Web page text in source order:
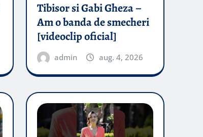
Tibisor si Gabi Gheza –
Am o banda de smecheri
[videoclip oficial]
admin aug. 4, 2026